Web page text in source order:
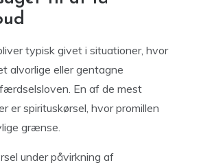
typisk givet i situationer, hvor
alvorlige eller gentagne
En af de mest
er spirituskørsel, hvor promillen
grænse.
under påvirkning af